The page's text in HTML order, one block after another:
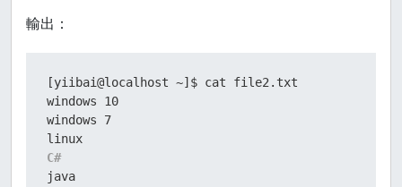
輸出：
[yiibai@localhost ~]$ cat file2.txt
windows 10
windows 7
C#
java